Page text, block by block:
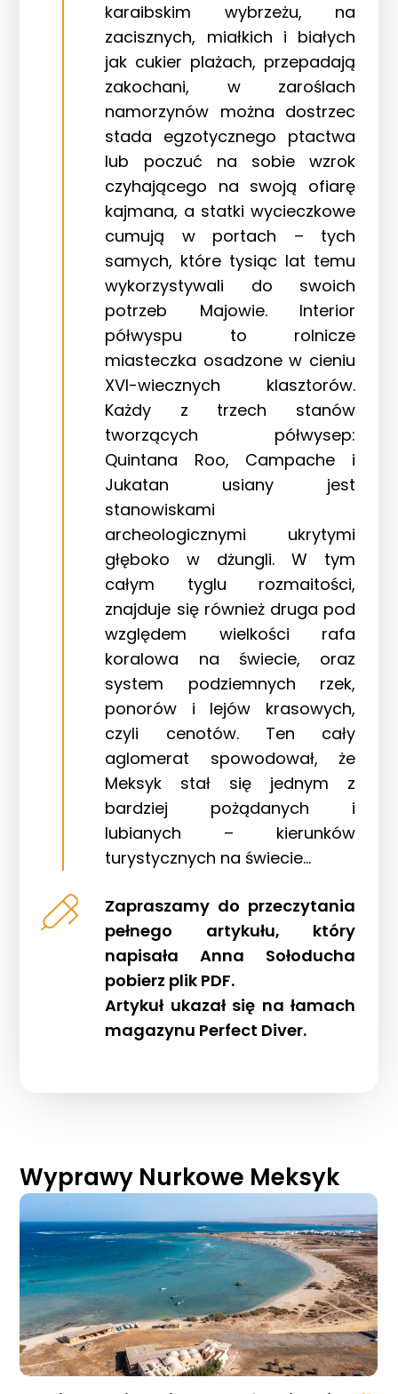
karaibskim wybrzeżu, na
zacisznych, miałkich i białych
jak cukier plażach, przepadają
zakochani, w zaroślach
namorzynów można dostrzec
stada egzotycznego ptactwa
lub poczuć na sobie wzrok
czyhającego na swoją ofiarę
kajmana, a statki wycieczkowe
cumują w portach – tych
samych, które tysiąc lat temu
wykorzystywali do swoich
potrzeb Majowie. Interior
półwyspu to rolnicze
miasteczka osadzone w cieniu
XVI-wiecznych klasztorów.
Każdy z trzech stanów
tworzących półwysep:
Quintana Roo, Campache i
Jukatan usiany jest
stanowiskami
archeologicznymi ukrytymi
głęboko w dżungli. W tym
całym tyglu rozmaitości,
znajduje się również druga pod
względem wielkości rafa
koralowa na świecie, oraz
system podziemnych rzek,
ponorów i lejów krasowych,
czyli cenotów. Ten cały
aglomerat spowodował, że
Meksyk stał się jednym z
bardziej pożądanych i
lubianych – kierunków
turystycznych na świecie…
Zapraszamy do przeczytania
pełnego artykułu, który
napisała Anna Sołoducha
pobierz plik PDF.
Artykuł ukazał się na łamach
magazynu Perfect Diver.
Wyprawy Nurkowe Meksyk